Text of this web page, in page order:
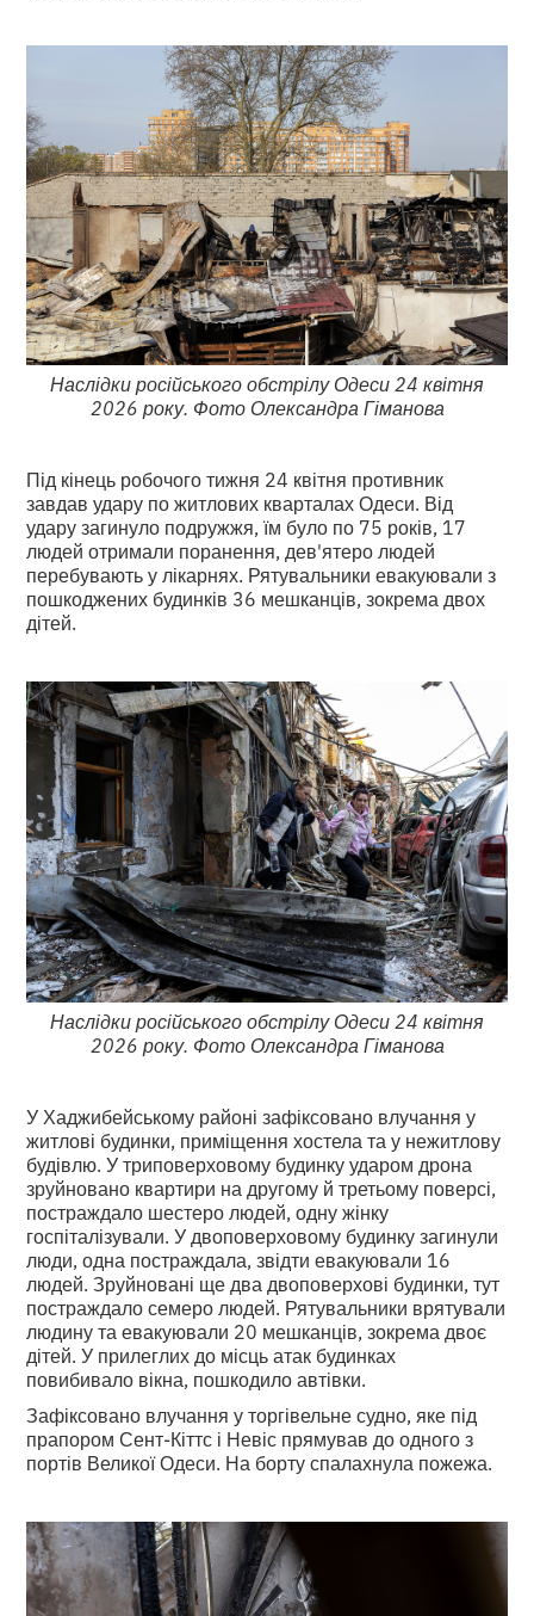
Наслідки російського обстрілу Одеси 24 квітня
2026 року. Фото Олександра Гіманова
Під кінець робочого тижня 24 квітня противник
завдав удару по житлових кварталах Одеси. Від
удару загинуло подружжя, їм було по 75 років, 17
людей отримали поранення, дев'ятеро людей
перебувають у лікарнях. Рятувальники евакуювали з
пошкоджених будинків 36 мешканців, зокрема двох
дітей.
Наслідки російського обстрілу Одеси 24 квітня
2026 року. Фото Олександра Гіманова
У Хаджибейському районі зафіксовано влучання у
житлові будинки, приміщення хостела та у нежитлову
будівлю. У триповерховому будинку ударом дрона
зруйновано квартири на другому й третьому поверсі,
постраждало шестеро людей, одну жінку
госпіталізували. У двоповерховому будинку загинули
люди, одна постраждала, звідти евакуювали 16
людей. Зруйновані ще два двоповерхові будинки, тут
постраждало семеро людей. Рятувальники врятували
людину та евакуювали 20 мешканців, зокрема двоє
дітей. У прилеглих до місць атак будинках
повибивало вікна, пошкодило автівки.
Зафіксовано влучання у торгівельне судно, яке під
прапором Сент-Кіттс і Невіс прямував до одного з
портів Великої Одеси. На борту спалахнула пожежа.